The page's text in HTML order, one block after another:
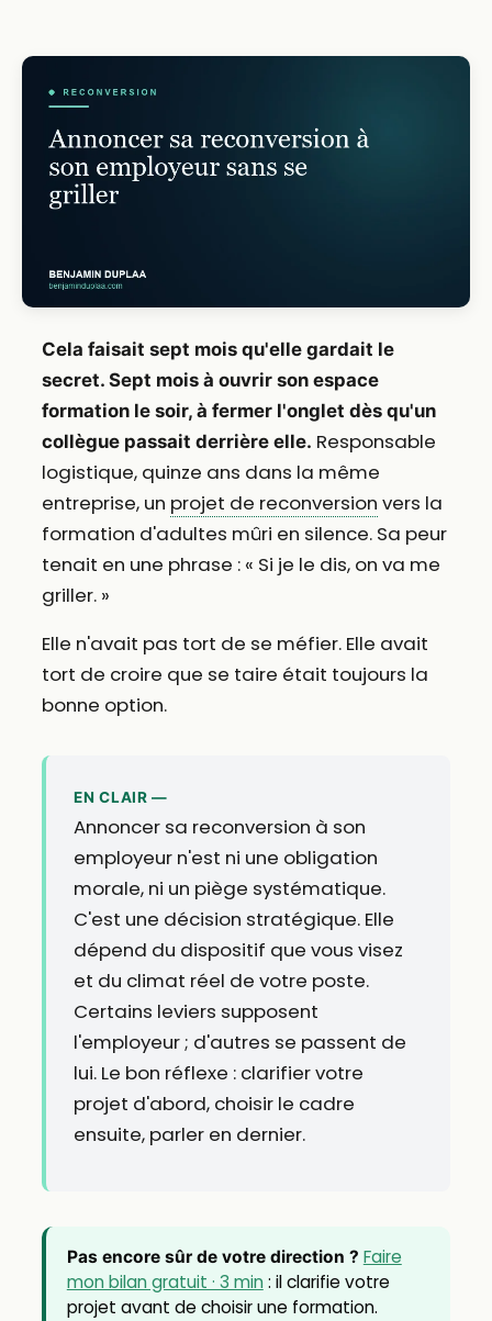
Cela faisait sept mois qu'elle gardait le
secret. Sept mois à ouvrir son espace
formation le soir, à fermer l'onglet dès qu'un
collègue passait derrière elle. Responsable
logistique, quinze ans dans la même
entreprise, un projet de reconversion vers la
formation d'adultes mûri en silence. Sa peur
tenait en une phrase : « Si je le dis, on va me
griller. »
Elle n'avait pas tort de se méfier. Elle avait
tort de croire que se taire était toujours la
bonne option.
EN CLAIR —
Annoncer sa reconversion à son
employeur n'est ni une obligation
morale, ni un piège systématique.
C'est une décision stratégique. Elle
dépend du dispositif que vous visez
et du climat réel de votre poste.
Certains leviers supposent
l'employeur ; d'autres se passent de
lui. Le bon réflexe : clarifier votre
projet d'abord, choisir le cadre
ensuite, parler en dernier.
Pas encore sûr de votre direction ? Faire
mon bilan gratuit · 3 min: il clarifie votre
projet avant de choisir une formation.